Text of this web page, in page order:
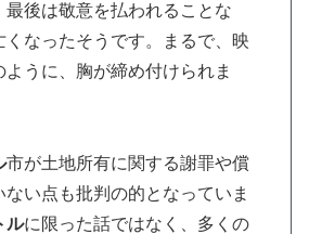
最後は敬意を払われることな
くなったそうです。まるで、映
うに、胸が締め付けられま
市が土地所有に関する謝罪や償
い点も批判の的となっていま
ルに限った話ではなく、多くの